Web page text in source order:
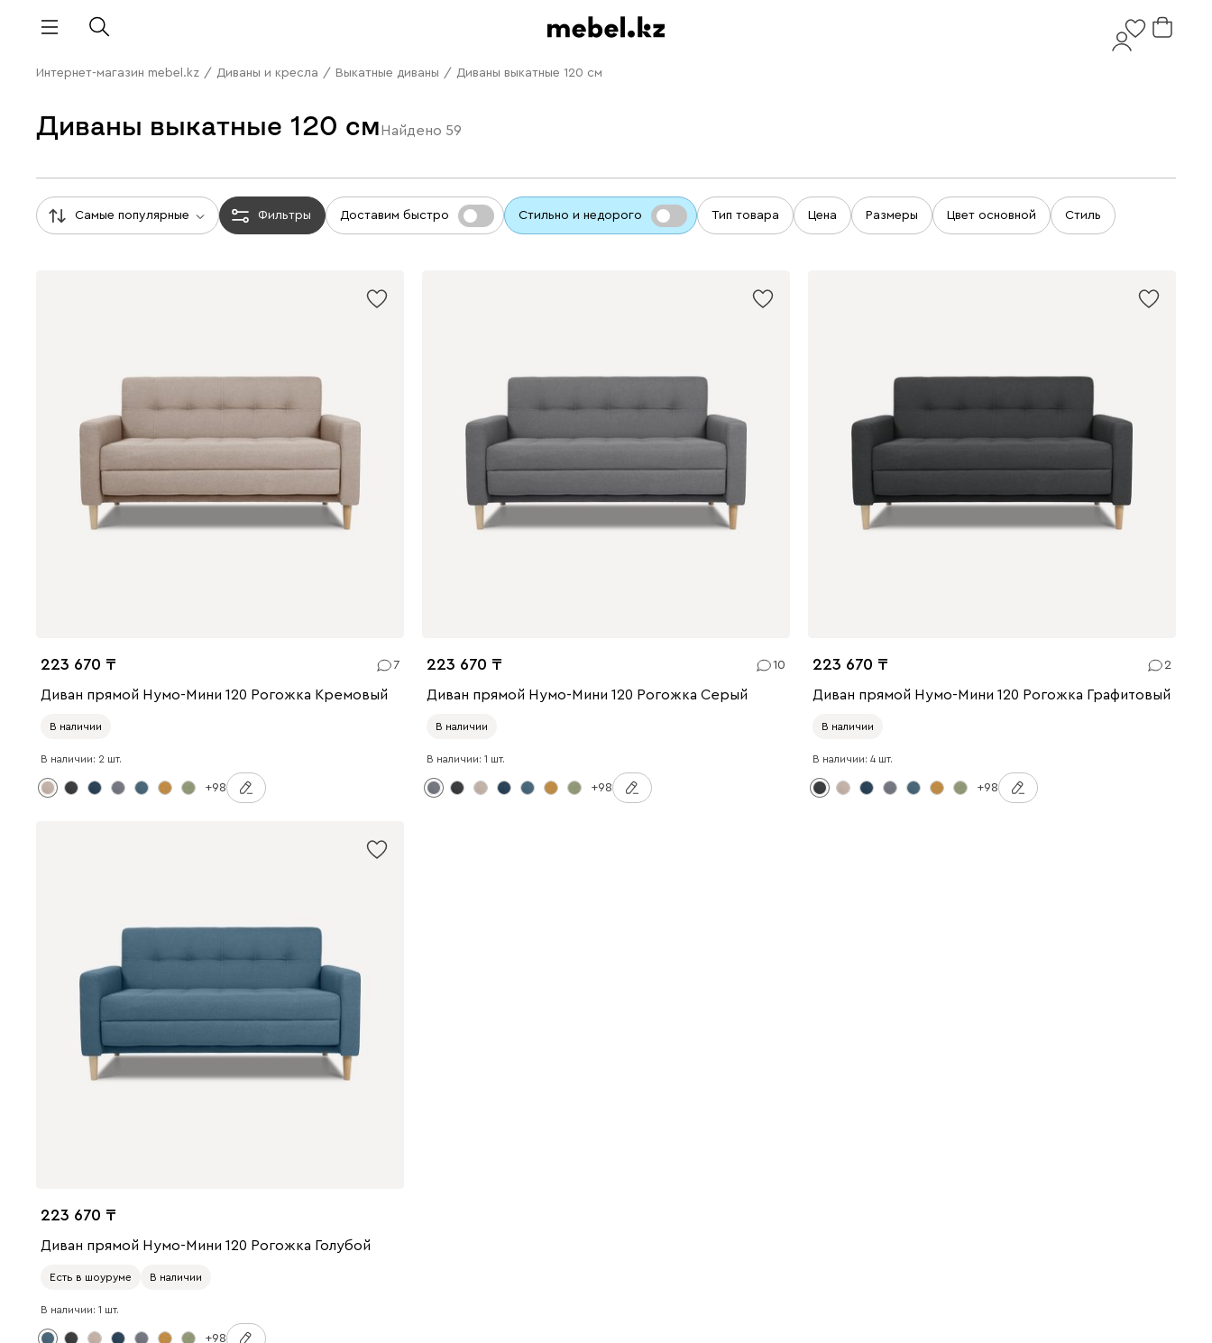
Интернет-магазин mebel.kz / Диваны и кресла / Выкатные диваны / Диваны выкатные 120 см
Диваны выкатные 120 см Найдено 59
Самые популярные Фильтры Доставим быстро Стильно и недорого Тип товара Цена Размеры Цвет основной Стиль
223 670 7
Диван прямой Нумо-Мини 120 Рогожка Кремовый
В наличии
В наличии: 2 шт.
+98
223 670 10
Диван прямой Нумо-Мини 120 Рогожка Серый
В наличии
В наличии: 1 шт.
+98
223 670 2
Диван прямой Нумо-Мини 120 Рогожка Графитовый
В наличии
В наличии: 4 шт.
+98
223 670
Диван прямой Нумо-Мини 120 Рогожка Голубой
Есть в шоуруме В наличии
В наличии: 1 шт.
+98